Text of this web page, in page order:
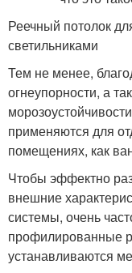
Реечный потолок
светильниками
Тем не менее,
огнеупорности, а
применяются для
помещениях, как
Чтобы эффектно
внешние
системы, очень
профилированные
устанавливаются